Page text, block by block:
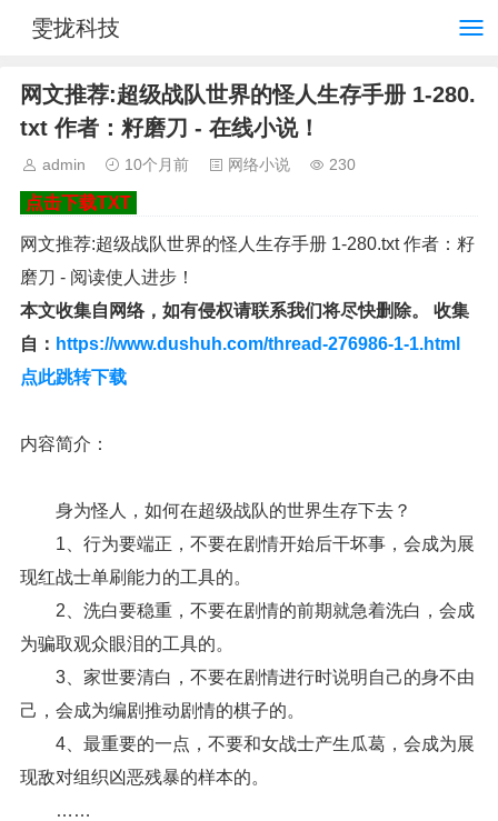
雯拢科技
网文推荐:超级战队世界的怪人生存手册 1-280.
txt 作者：籽磨刀 - 在线小说！
admin 10个月前 网络小说 230
点击下载TXT
网文推荐:超级战队世界的怪人生存手册 1-280.txt 作者：籽
磨刀 - 阅读使人进步！
本文收集自网络，如有侵权请联系我们将尽快删除。 收集
自： https://www.dushuh.com/thread-276986-1-1.html
点此跳转下载
内容简介：
身为怪人，如何在超级战队的世界生存下去？
1、行为要端正，不要在剧情开始后干坏事，会成为展
现红战士单刷能力的工具的。
2、洗白要稳重，不要在剧情的前期就急着洗白，会成
为骗取观众眼泪的工具的。
3、家世要清白，不要在剧情进行时说明自己的身不由
己，会成为编剧推动剧情的棋子的。
4、最重要的一点，不要和女战士产生瓜葛，会成为展
现敌对组织凶恶残暴的样本的。
……